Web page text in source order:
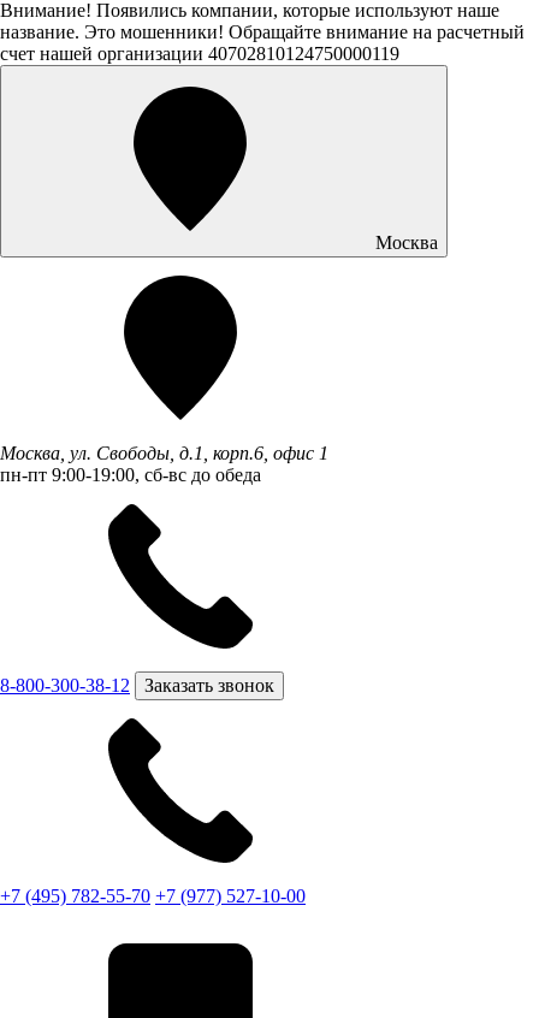
Внимание! Появились компании, которые используют наше
название. Это мошенники! Обращайте внимание на расчетный
счет нашей организации 40702810124750000119
Москва
Москва, ул. Свободы, д.1, корп.6, офис 1
пн-пт 9:00-19:00, сб-вс до обеда
8-800-300-38-12 Заказать звонок
+7 (495) 782-55-70 +7 (977) 527-10-00